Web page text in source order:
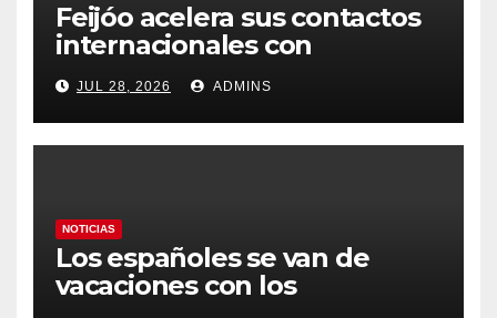
Feijóo acelera sus contactos
internacionales con
Latinoamérica como socio
prioritario en su agenda de
gobierno
JUL 28, 2026 ADMINS
NOTICIAS
Los españoles se van de
vacaciones con los